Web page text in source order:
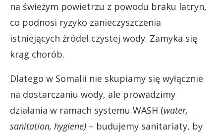
na świeżym powietrzu z powodu braku latryn,
co podnosi ryzyko zanieczyszczenia
istniejących źródeł czystej wody. Zamyka się
krąg chorób.
Dlatego w Somalii nie skupiamy się wyłącznie
na dostarczaniu wody, ale prowadzimy
działania w ramach systemu WASH (water,
sanitation, hygiene) – budujemy sanitariaty, by